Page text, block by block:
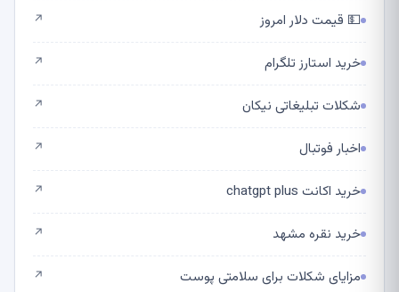
💵 قیمت دلار امروز ↗
خرید استارز تلگرام ↗
شکلات تبلیغاتی نیکان ↗
اخبار فوتبال ↗
خرید اکانت chatgpt plus ↗
خرید نقره مشهد ↗
مزایای شکلات برای سلامتی پوست ↗